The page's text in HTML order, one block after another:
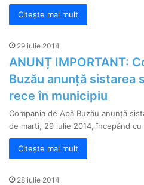
Citește mai mult
29 iulie 2014
ANUNȚ IMPORTANT:
Buzău anunță sistarea
rece în municipiu
Compania de Apă Buzău anunță
de marti, 29 iulie 2014, începând
Citește mai mult
28 iulie 2014